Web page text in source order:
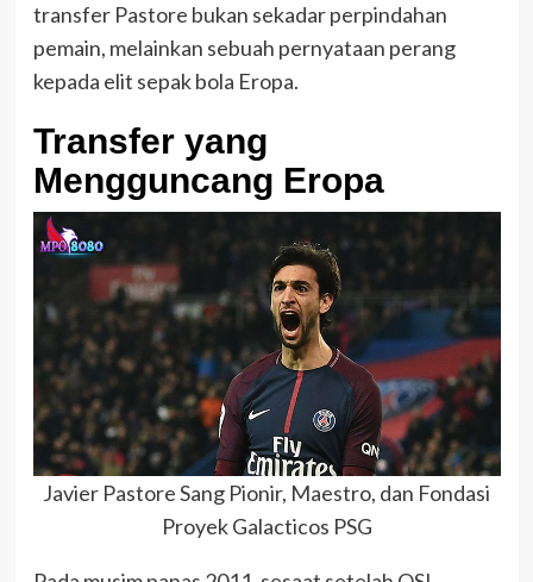
transfer Pastore bukan sekadar perpindahan
pemain, melainkan sebuah pernyataan perang
kepada elit sepak bola Eropa.
Transfer yang
Mengguncang Eropa
Javier Pastore Sang Pionir, Maestro, dan Fondasi
Proyek Galacticos PSG